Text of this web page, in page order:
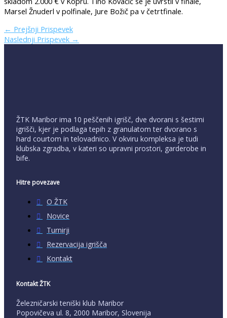
Marsel Žnuderl v polfinale, Jure Božič pa v četrtfinale.
← Prejšnji Prispevek
Naslednji Prispevek →
ŽTK Maribor ima 10 peščenih igrišč, dve dvorani s šestimi
igrišči, kjer je podlaga tepih z granulatom ter dvorano s
hard courtom in telovadnico. V okviru kompleksa je tudi
klubska zgradba, v kateri so upravni prostori, garderobe in
bife.
Hitre povezave
O ŽTK
Novice
Turnirji
Rezervacija igrišča
Kontakt
Kontakt ŽTK
Železničarski teniški klub Maribor
Popovičeva ul. 8, 2000 Maribor, Slovenija